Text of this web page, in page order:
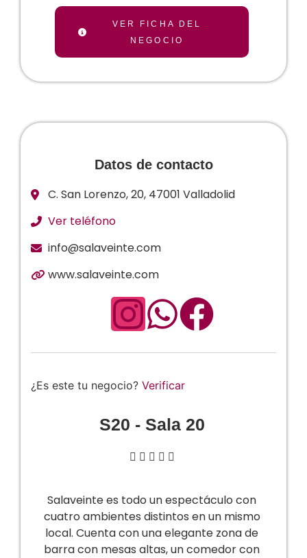
VER FICHA DEL
NEGOCIO
Datos de contacto
C. San Lorenzo, 20, 47001 Valladolid
Ver teléfono
info@salaveinte.com
www.salaveinte.com
¿Es este tu negocio? Verificar
S20 - Sala 20
    
Salaveinte es todo un espectáculo con
cuatro ambientes distintos en un mismo
local. Cuenta con una elegante zona de
barra con mesas altas, un comedor con